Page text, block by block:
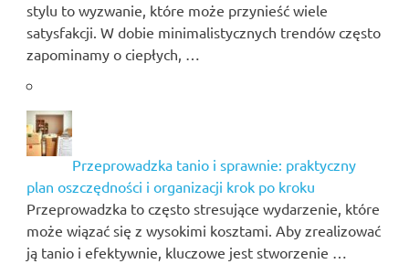
stylu to wyzwanie, które może przynieść wiele
satysfakcji. W dobie minimalistycznych trendów często
zapominamy o ciepłych, …
Przeprowadzka tanio i sprawnie: praktyczny
plan oszczędności i organizacji krok po kroku
Przeprowadzka to często stresujące wydarzenie, które
może wiązać się z wysokimi kosztami. Aby zrealizować
ją tanio i efektywnie, kluczowe jest stworzenie …